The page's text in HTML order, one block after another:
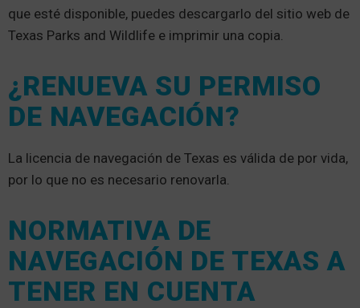
que esté disponible, puedes descargarlo del sitio web de
Texas Parks and Wildlife e imprimir una copia.
¿RENUEVA SU PERMISO
DE NAVEGACIÓN?
La licencia de navegación de Texas es válida de por vida,
por lo que no es necesario renovarla.
NORMATIVA DE
NAVEGACIÓN DE TEXAS A
TENER EN CUENTA